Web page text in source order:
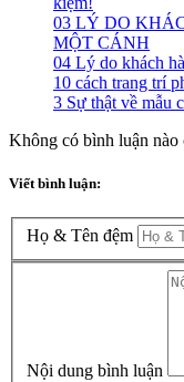
03 LÝ DO
MỘT CÁNH
04 Lý do khách
10 cách trang trí
3 Sự thật về mẫu
Không có bình luận nào
Viết bình luận:
Họ & Tên đệm
Nội dung bình luận